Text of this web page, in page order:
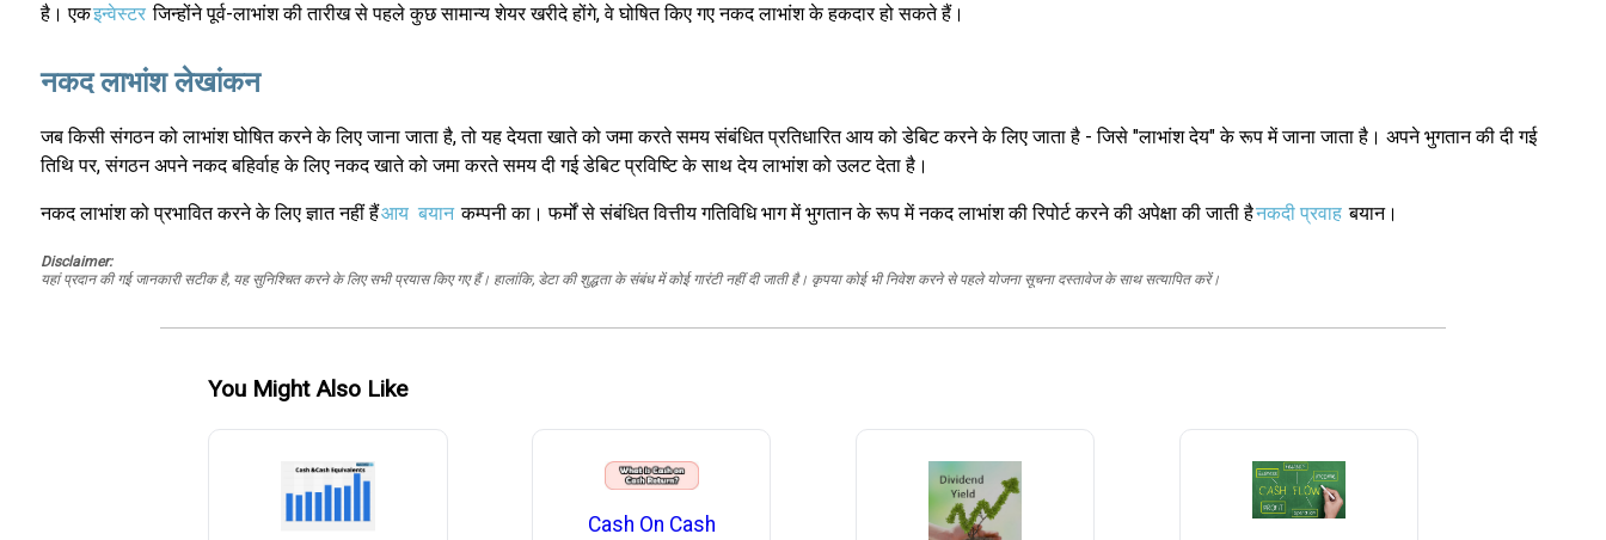
है। एकइन्वेस्टर जिन्होंने पूर्व-लाभांश की तारीख से पहले कुछ सामान्य शेयर खरीदे होंगे, वे घोषित किए गए नकद लाभांश के हकदार हो सकते हैं।
नकद लाभांश लेखांकन
जब किसी संगठन को लाभांश घोषित करने के लिए जाना जाता है, तो यह देयता खाते को जमा करते समय संबंधित प्रतिधारित आय को डेबिट करने के लिए जाता है - जिसे "लाभांश देय" के रूप में जाना जाता है। अपने भुगतान की दी गई
तिथि पर, संगठन अपने नकद बहिर्वाह के लिए नकद खाते को जमा करते समय दी गई डेबिट प्रविष्टि के साथ देय लाभांश को उलट देता है।
नकद लाभांश को प्रभावित करने के लिए ज्ञात नहीं हैंआय बयान कम्पनी का। फर्मों से संबंधित वित्तीय गतिविधि भाग में भुगतान के रूप में नकद लाभांश की रिपोर्ट करने की अपेक्षा की जाती हैनकदी प्रवाह बयान।
Disclaimer:
यहां प्रदान की गई जानकारी सटीक है, यह सुनिश्चित करने के लिए सभी प्रयास किए गए हैं। हालांकि, डेटा की शुद्धता के संबंध में कोई गारंटी नहीं दी जाती है। कृपया कोई भी निवेश करने से पहले योजना सूचना दस्तावेज के साथ सत्यापित करें।
You Might Also Like
Cash On Cash